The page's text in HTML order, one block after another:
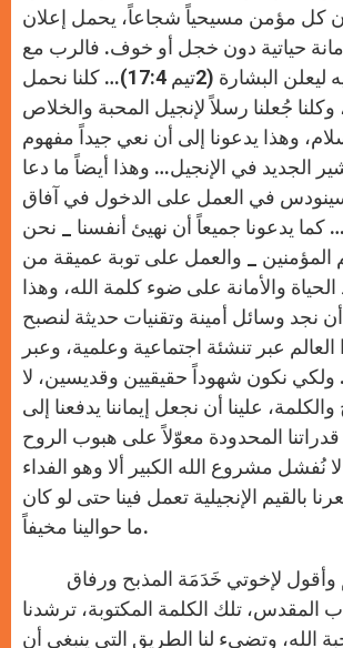
كل مؤمن مسيحياً شجاعاً، يحمل إعلان
حياتية دون خجل أو خوف. فالرب مع
المؤمن، ويقويه ليعلن البشارة (2تيم 17:4)… كلنا نحمل
جُعلنا رسلاً لإنجيل المحبة والخلاص
وهذا يدعونا إلى أن نعي جيداً مفهوم
الجديد في الإنجيل… وهذا أيضاً ما دعا
السينودس في العمل على الدخول في آفاق
كما يدعونا جميعاً أن نهيئ أنفسنا _ نحن
ثم المؤمنين _ والعمل على توبة عميقة من
والأمانة على ضوء كلمة الله، وهذا
نجد وسائل أمينة وتقنيات حديثة لنصبح
عبر تنشئة اجتماعية وعلمية، وعبر
نكون شهوداً حقيقيين وقديسين، لا
علينا أن نجعل إيماننا يدفعنا إلى
المحدودة معوّلاً على هبوب الروح
نُفشل مشروع الله الكبير ألا وهو الفداء
بالقيم الإنجيلية تعمل فينا حتى لو كان
ما حوالينا مخيفاً.
المقدس، تلك الكلمة المكتوبة، ترشدنا
الله، وتضيء لنا الطريق التي ينبغي أن